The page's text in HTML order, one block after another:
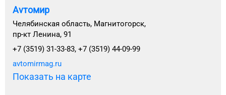
Avтомир
Челябинская область, Магнитогорск,
пр-кт Ленина, 91
+7 (3519) 31-33-83, +7 (3519) 44-09-99
avtomirmag.ru
Показать на карте